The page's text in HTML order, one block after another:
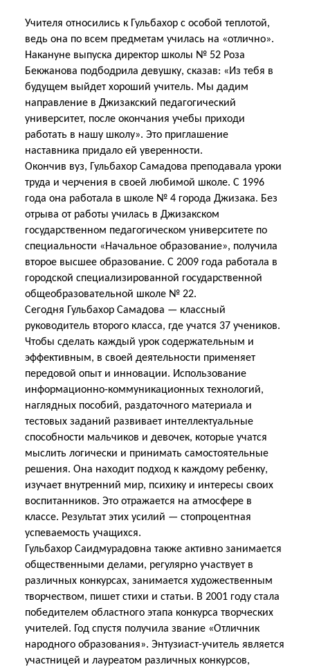
Учителя относились к Гульбахор с особой теплотой,
ведь она по всем предметам училась на «отлично».
Накануне выпуска директор школы № 52 Роза
Бекжанова подбодрила девушку, сказав: «Из тебя в
будущем выйдет хороший учитель. Мы дадим
направление в Джизакский педагогический
университет, после окончания учебы приходи
работать в нашу школу». Это приглашение
наставника придало ей уверенности.
Окончив вуз, Гульбахор Самадова преподавала уроки
труда и черчения в своей любимой школе. С 1996
года она работала в школе № 4 города Джизака. Без
отрыва от работы училась в Джизакском
государственном педагогическом университете по
специальности «Начальное образование», получила
второе высшее образование. С 2009 года работала в
городской специализированной государственной
общеобразовательной школе № 22.
Сегодня Гульбахор Самадова — классный
руководитель второго класса, где учатся 37 учеников.
Чтобы сделать каждый урок содержательным и
эффективным, в своей деятельности применяет
передовой опыт и инновации. Использование
информационно-коммуникационных технологий,
наглядных пособий, раздаточного материала и
тестовых заданий развивает интеллектуальные
способности мальчиков и девочек, которые учатся
мыслить логически и принимать самостоятельные
решения. Она находит подход к каждому ребенку,
изучает внутренний мир, психику и интересы своих
воспитанников. Это отражается на атмосфере в
классе. Результат этих усилий — стопроцентная
успеваемость учащихся.
Гульбахор Саидмурадовна также активно занимается
общественными делами, регулярно участвует в
различных конкурсах, занимается художественным
творчеством, пишет стихи и статьи. В 2001 году стала
победителем областного этапа конкурса творческих
учителей. Год спустя получила звание «Отличник
народного образования». Энтузиаст-учитель является
участницей и лауреатом различных конкурсов,